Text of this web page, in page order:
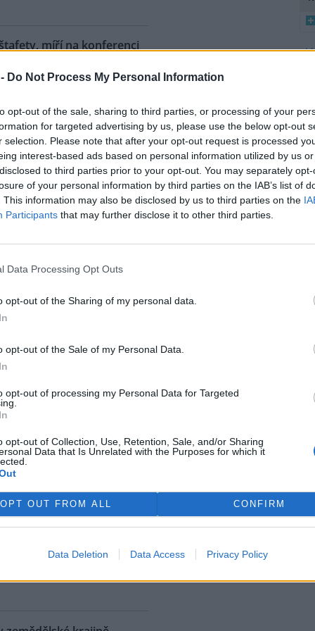
Do Not Process My Personal Information
opt-out of the sale, sharing to third parties, or processing of your
for targeted advertising by us, please use the below opt-out
selection. Please note that after your opt-out request is processed
interest-based ads based on personal information utilized by us
to third parties prior to your opt-out. You may separately
of your personal information by third parties on the IAB’s list of
This information may also be disclosed by us to third parties on the
Participants that may further disclose it to other third parties.
Data Processing Opt Outs
opt-out of the Sharing of my personal data.
opt-out of the Sale of my Personal Data.
opt-out of processing my Personal Data for Targeted
opt-out of Collection, Use, Retention, Sale, and/or Sharing
Data that Is Unrelated with the Purposes for which it
OPT OUT FROM ALL CONFIRM
Data Deletion Data Access Privacy Policy
míří na konferenci
cyklistické štafety COP
Účastníci vyrazili z
Belému, kde se konala
konference smluvních
národů (OSN) o změně
se v listopadu uskuteční 31.
konferencideset návrhůna
necelé tři dny. Včera
hl. m. Prahy Jana
velká ropná skvrna z
přírodní rezervaci v
v jejíž blízkosti se rozšířila
níž panuje podezření, že
na sdělení
nevládní organizace
řeky minimální průtoky
)
srážek je téměř ve
jihočeských řekách historicky
v rovinatých oblastech,